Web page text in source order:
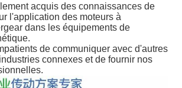
acquis des connaissances de
l'application des moteurs à
dans les équipements de
de communiquer avec d'autres
connexes et de fournir nos